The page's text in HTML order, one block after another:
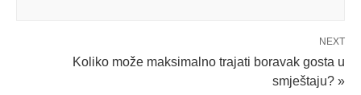
NEXT
Koliko može maksimalno trajati boravak gosta u
smještaju? »